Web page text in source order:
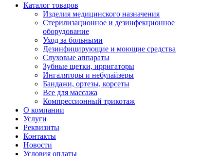
Каталог товаров
Изделия медицинского назначения
Стерилизационное и дезинфекционное
оборудование
Уход за больными
Дезинфицирующие и моющие средства
Слуховые аппараты
Зубные щетки, ирригаторы
Ингаляторы и небулайзеры
Бандажи, ортезы, корсеты
Все для массажа
Компрессионный трикотаж
О компании
Услуги
Реквизиты
Контакты
Новости
Условия оплаты